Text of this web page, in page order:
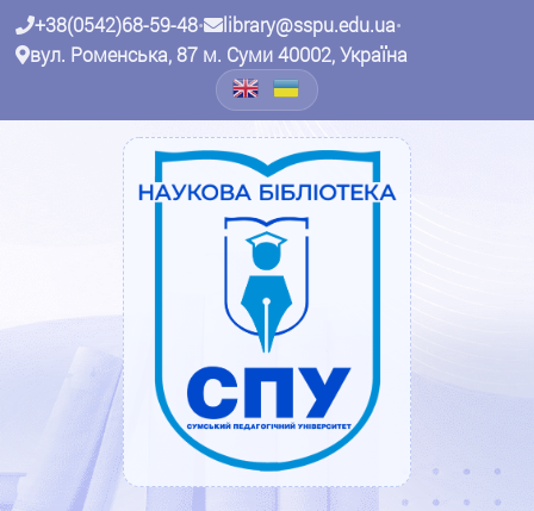
+38(0542)68-59-48• library@sspu.edu.ua•
вул. Роменська, 87 м. Суми 40002, Україна